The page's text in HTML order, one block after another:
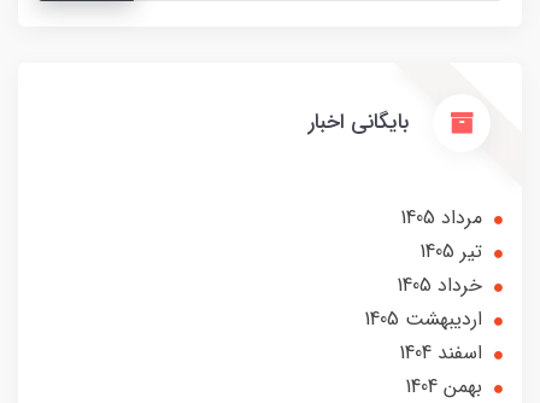
بایگانی اخبار
مرداد 1405
تير 1405
خرداد 1405
ارديبهشت 1405
اسفند 1404
بهمن 1404